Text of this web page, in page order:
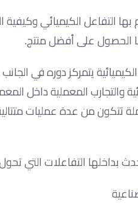
التفاعل الكيميائي
الحصول على أفضل منتج.
يتمركز دوره في
والتجارب المعملية داخل
تتكون من عدة عمليات
التفاعلات التي تحول